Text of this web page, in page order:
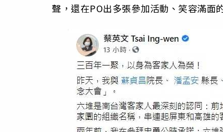
聲，還在PO出多張參加活動、笑容滿面